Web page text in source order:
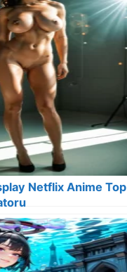
Netflix Anime Top